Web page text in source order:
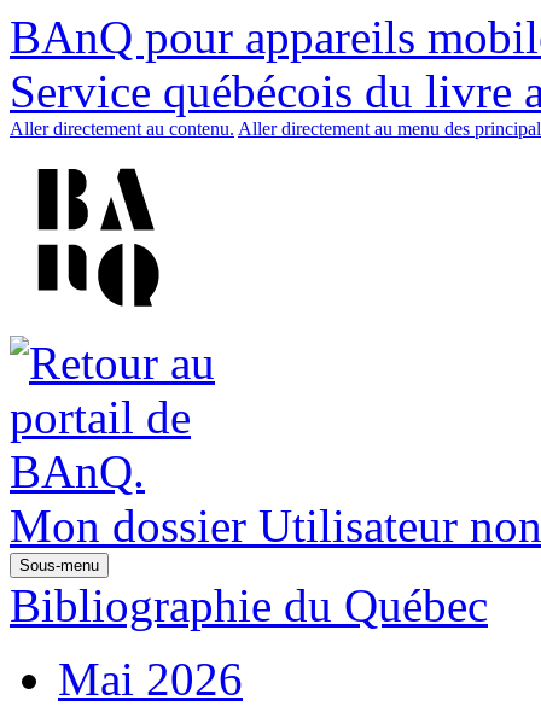
BAnQ pour appareils
Service québécois du livre
Aller directement au contenu. Aller directement au menu des
Mon dossier Utilisateur
Sous-menu
Bibliographie du Québec
Mai 2026